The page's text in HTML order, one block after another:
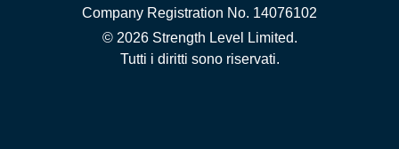
Company Registration No. 14076102
© 2026 Strength Level Limited.
Tutti i diritti sono riservati.